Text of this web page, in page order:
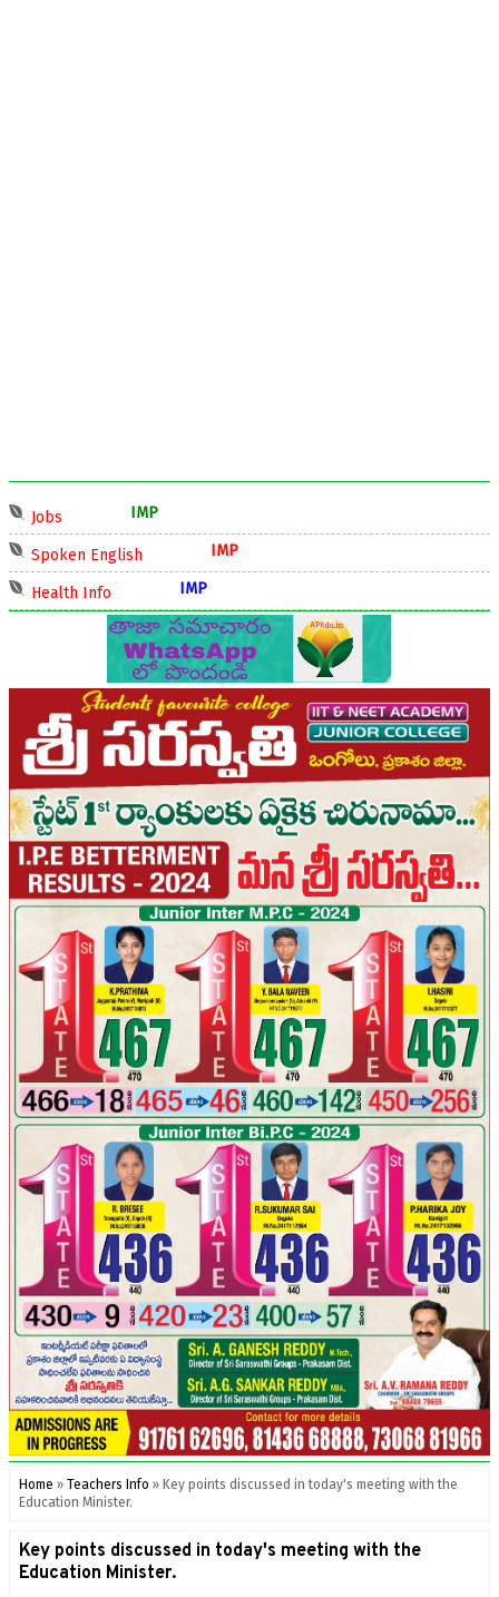
Jobs
Spoken English
Health Info
Home » Teachers Info » Key points discussed in today's meeting with the
Education Minister.
Key points discussed in today's meeting with the
Education Minister.